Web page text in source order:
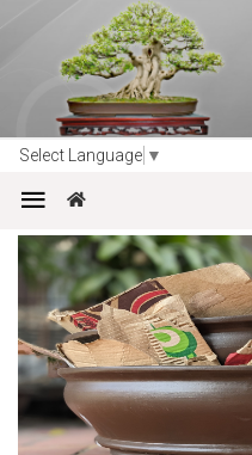
Select Language ▼
Trang chủ Sản phẩm
CHẬU TRÒN BONSAI